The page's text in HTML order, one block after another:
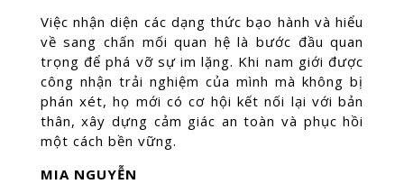
Việc nhận diện các dạng thức bạo hành và hiểu
về sang chấn mối quan hệ là bước đầu quan
trọng để phá vỡ sự im lặng. Khi nam giới được
công nhận trải nghiệm của mình mà không bị
phán xét, họ mới có cơ hội kết nối lại với bản
thân, xây dựng cảm giác an toàn và phục hồi
một cách bền vững.
MIA NGUYỄN